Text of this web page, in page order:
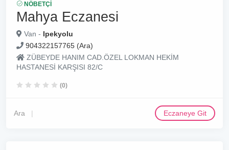
NÖBETÇI
Mahya Eczanesi
Van - Ipekyolu
904322157765 (Ara)
ZÜBEYDE HANIM CAD.ÖZEL LOKMAN HEKİM
HASTANESİ KARŞISI 82/C
(0)
Ara Eczaneye Git